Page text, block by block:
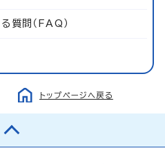
質問（FAQ）
トップページへ戻る